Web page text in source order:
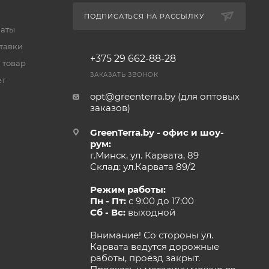
товар
ПОДПИСАТЬСЯ НА РАССЫЛКУ
+375 29 662-88-28
ЗАКАЗАТЬ ЗВОНОК
opt@greenterra.by (для оптовых
заказов)
GreenTerra.by - офис и шоу-
рум:
г.Минск, ул. Карвата, 89
Склад: ул.Карвата 89/2
Режим работы:
Пн - Пт:с 9:00 до 17:00
Сб - Вс:выходной
Внимание! Со стороны ул.
Карвата ведутся дорожные
работы, проезд закрыт.